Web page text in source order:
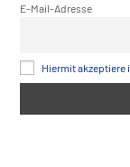
E-Mail-Adresse
Hiermit akzeptiere